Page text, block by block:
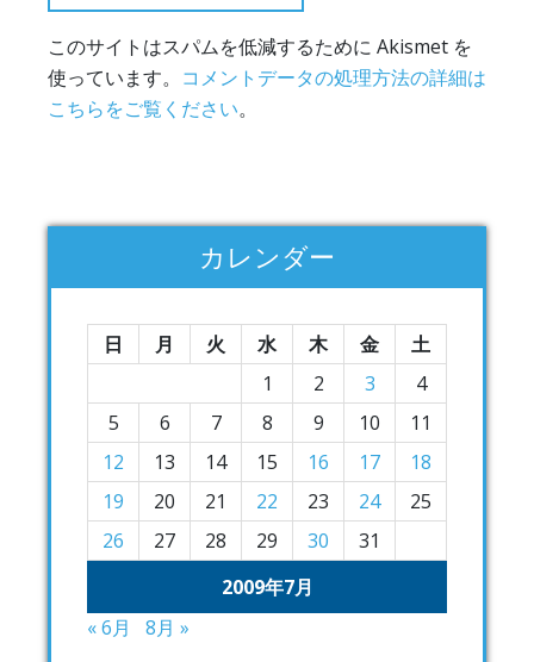
このサイトはスパムを低減するために Akismet を
使っています。 コメントデータの処理方法の詳細は
こちらをご覧ください。
カレンダー
2009年7月
日 月 火 水 木 金
土
1
2 3
4
5
6 7 8 9 10
11
12
13 14 15 16 17
18
19
20 21 22 23 24
25
26
27 28 29 30 31
« 6月 8月 »